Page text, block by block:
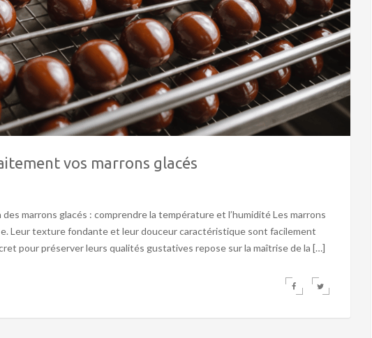
vos marrons glacés
marrons glacés : comprendre la température et l’humidité Les marrons
Leur texture fondante et leur douceur caractéristique sont facilement
pour préserver leurs qualités gustatives repose sur la maîtrise de la […]